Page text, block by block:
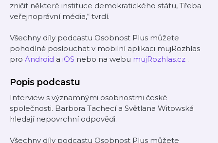
zničit některé instituce demokratického státu, Třeba
veřejnoprávní média,“ tvrdí.
Všechny díly podcastu Osobnost Plus můžete
pohodlně poslouchat v mobilní aplikaci mujRozhlas
pro Android a iOS nebo na webu mujRozhlas.cz .
Popis podcastu
Interview s významnými osobnostmi české
společnosti. Barbora Tachecí a Světlana Witowská
hledají nepovrchní odpovědi.
Všechny díly podcastu Osobnost Plus můžete